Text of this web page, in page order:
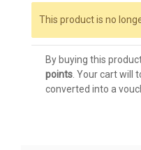
This product is no
By buying this
points . Your cart will
converted into a